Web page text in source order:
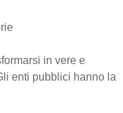
in vere e
enti pubblici hanno la